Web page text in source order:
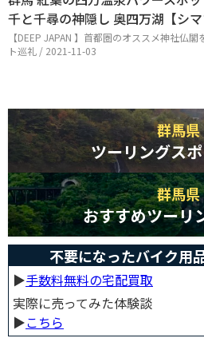
千と千尋の神隠し 奥四万湖【シマ
【DEEP JAPAN 】首都圏のオススメ神社仏
ト巡礼 / 2021-11-03
群馬県
ツーリングス
群馬県
おすすめツーリ
不要になったバイク用
▶︎手数料無料の宅配買取
実際に売ってみた体験談
▶︎こちら